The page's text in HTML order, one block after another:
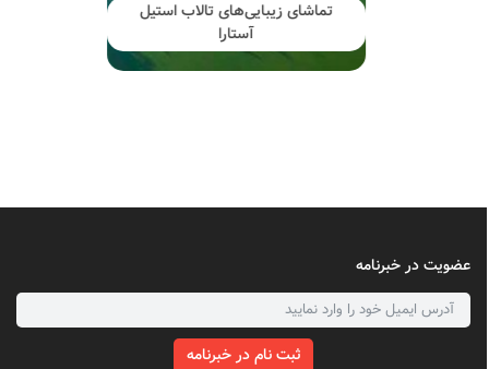
تماشای زیبایی‌های تالاب استیل
آستارا
عضویت در خبرنامه
ثبت نام در خبرنامه